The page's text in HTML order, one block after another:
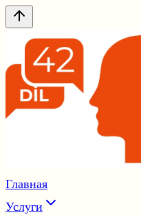
Главная
Услуги